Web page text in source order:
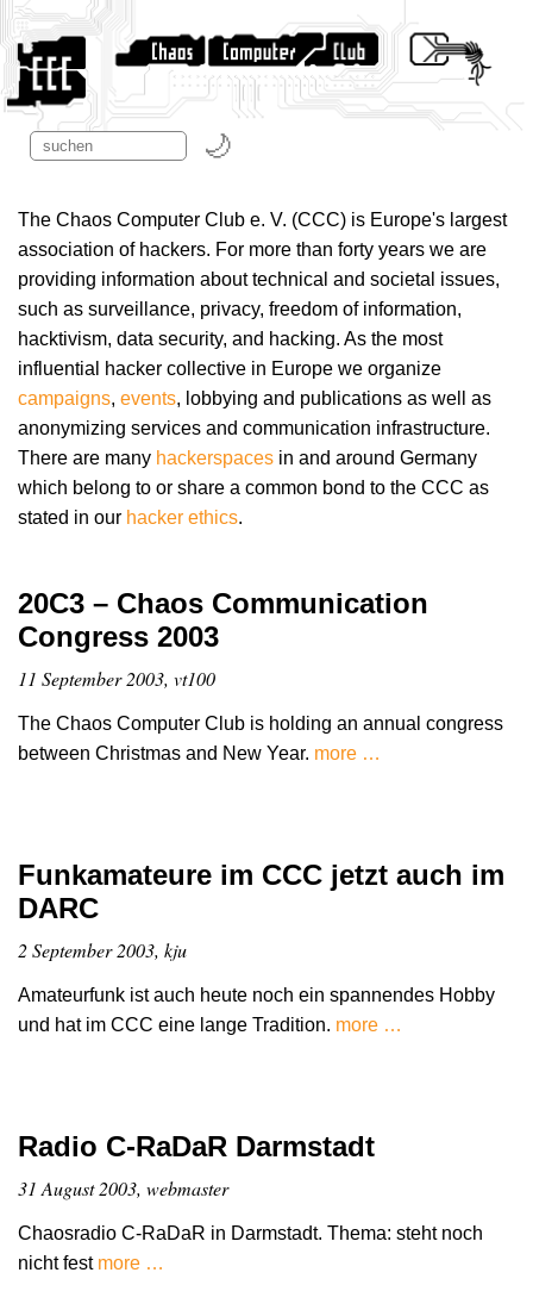
The Chaos Computer Club e. V. (CCC) is Europe's largest
association of hackers. For more than forty years we are
providing information about technical and societal issues,
such as surveillance, privacy, freedom of information,
hacktivism, data security, and hacking. As the most
influential hacker collective in Europe we organize
campaigns, events, lobbying and publications as well as
anonymizing services and communication infrastructure.
There are many hackerspaces in and around Germany
which belong to or share a common bond to the CCC as
stated in our hacker ethics.
20C3 – Chaos Communication
Congress 2003
11 September 2003, vt100
The Chaos Computer Club is holding an annual congress
between Christmas and New Year. more …
Funkamateure im CCC jetzt auch im
DARC
2 September 2003, kju
Amateurfunk ist auch heute noch ein spannendes Hobby
und hat im CCC eine lange Tradition. more …
Radio C-RaDaR Darmstadt
31 August 2003, webmaster
Chaosradio C-RaDaR in Darmstadt. Thema: steht noch
nicht fest more …